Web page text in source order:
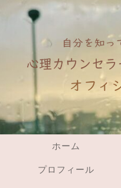
ホーム
プロフィール